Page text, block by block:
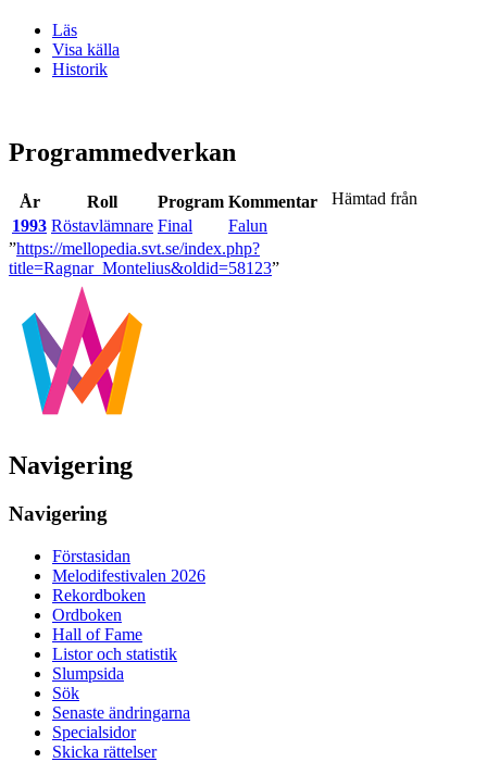
Läs
Visa källa
Historik
Programmedverkan
År Roll Program Kommentar
1993 Röstavlämnare Final Falun
Hämtad från
”https://mellopedia.svt.se/index.php?
title=Ragnar_Montelius&oldid=58123”
Navigering
Navigering
Förstasidan
Melodifestivalen 2026
Rekordboken
Ordboken
Hall of Fame
Listor och statistik
Slumpsida
Sök
Senaste ändringarna
Specialsidor
Skicka rättelser